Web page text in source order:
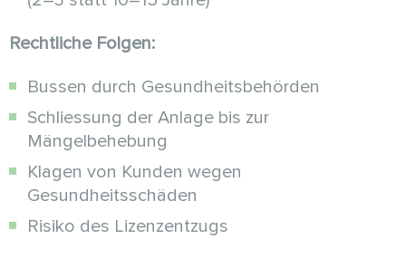
Rechtliche Folgen:
Bussen durch Gesundheitsbehörden
Schliessung der Anlage bis zur
Mängelbehebung
Klagen von Kunden wegen
Gesundheitsschäden
Risiko des Lizenzentzugs